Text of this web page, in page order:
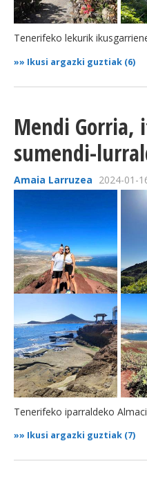
Tenerifeko lekurik
»» Ikusi argazki guztiak (6)
Mendi Gorria,
sumendi-
Amaia Larruzea 2024-01-
Tenerifeko iparraldeko
»» Ikusi argazki guztiak (7)